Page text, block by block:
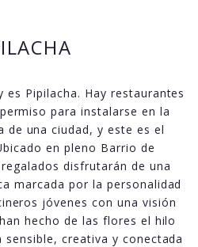
es Pipilacha. Hay restaurantes
para instalarse en la
de una ciudad, y este es el
en pleno Barrio de
disfrutarán de una
marcada por la personalidad
jóvenes con una visión
hecho de las flores el hilo
creativa y conectada